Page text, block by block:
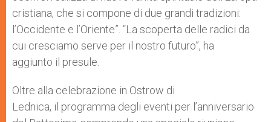
cristiana, che si compone di due grandi tradizioni:
l’Occidente e l’Oriente”. “La scoperta delle radici da
cui cresciamo serve per il nostro futuro”, ha
aggiunto il presule.
Oltre alla celebrazione in Ostrow di
Lednica, il programma degli eventi per l’anniversario